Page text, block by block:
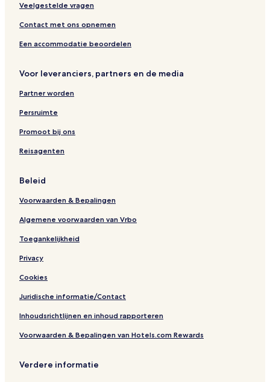
Veelgestelde vragen
Contact met ons opnemen
Een accommodatie beoordelen
Voor leveranciers, partners en de media
Partner worden
Persruimte
Promoot bij ons
Reisagenten
Beleid
Voorwaarden & Bepalingen
Algemene voorwaarden van Vrbo
Toegankelijkheid
Privacy
Cookies
Juridische informatie/Contact
Inhoudsrichtlijnen en inhoud rapporteren
Voorwaarden & Bepalingen van Hotels.com Rewards
Verdere informatie